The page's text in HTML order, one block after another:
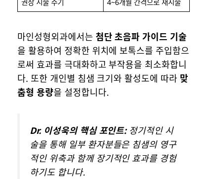
마인성형외과에서는 첨단 초음파 가이드 기술
을 활용하여 정확한 위치에 보톡스를 주입함으
로써 효과를 극대화하고 부작용을 최소화합니
다. 또한 개인별 침샘 크기와 활성도에 따라 맞
춤형 용량을 설정합니다.
Dr. 이성욱의 핵심 포인트:정기적인 시
술을 통해 일부 환자분들은 침샘의 영구
적인 위축과 함께 장기적인 효과를 경험
하기도 합니다.